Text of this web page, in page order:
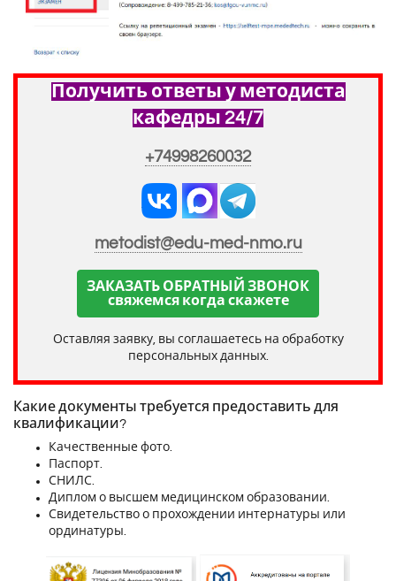
Получить ответы у методиста
кафедры 24/7
+74998260032
metodist@edu-med-nmo.ru
ЗАКАЗАТЬ ОБРАТНЫЙ ЗВОНОК
свяжемся когда скажете
Оставляя заявку, вы соглашаетесь на обработку
персональных данных.
Какие документы требуется предоставить для
квалификации?
Качественные фото.
Паспорт.
СНИЛС.
Диплом о высшем медицинском образовании.
Свидетельство о прохождении интернатуры или
ординатуры.